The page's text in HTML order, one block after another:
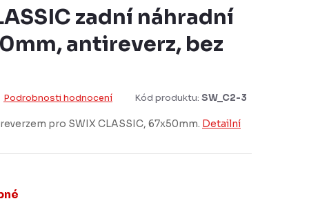
zadní náhradní
antireverz, bez
Podrobnosti hodnocení Kód produktu: SW_C2-3
pro SWIX CLASSIC, 67x50mm. Detailní